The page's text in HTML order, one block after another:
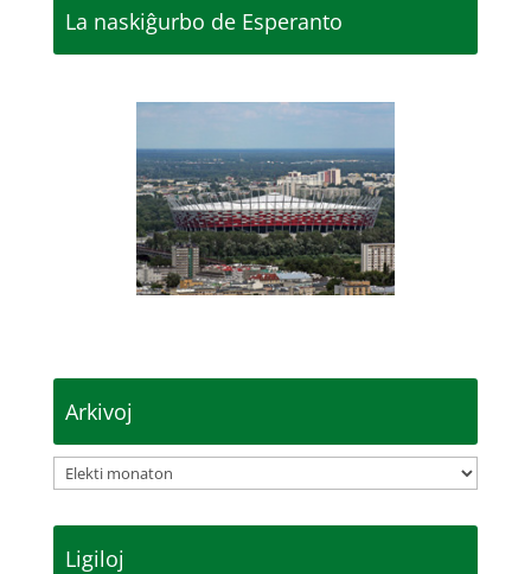
La naskiĝurbo de Esperanto
Arkivoj
Arkivoj
Ligiloj